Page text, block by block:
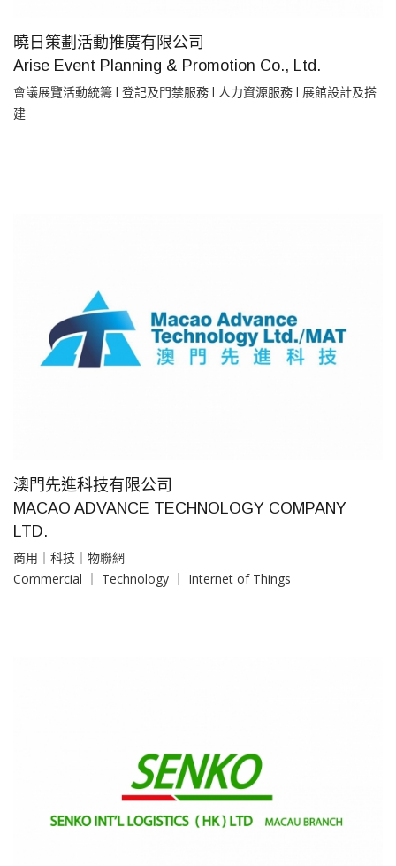
曉日策劃活動推廣有限公司
Arise Event Planning & Promotion Co., Ltd.
會議展覽活動統籌 l 登記及門禁服務 l 人力資源服務 l 展館設計及搭
建
澳門先進科技有限公司
MACAO ADVANCE TECHNOLOGY COMPANY
LTD.
商用｜科技｜物聯網
Commercial ｜ Technology ｜ Internet of Things